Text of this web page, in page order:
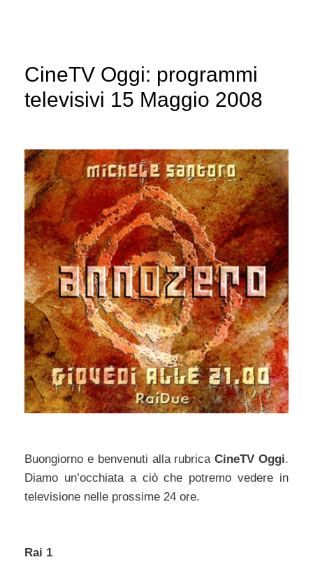
CineTV Oggi: programmi
televisivi 15 Maggio 2008
Buongiorno e benvenuti alla rubricaCineTV Oggi.
Diamo un’occhiata a ciò che potremo vedere in
televisione nelle prossime 24 ore.
Rai 1